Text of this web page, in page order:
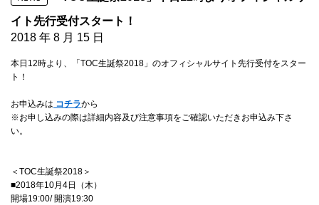
TOC'S Place
イト先行受付スタート！
2018 年 8 月 15 日
本日12時より、「TOC生誕祭2018」のオフィシャルサイト先行受付をスター
ト！
お申込みは コチラから
※お申し込みの際は詳細内容及び注意事項をご確認いただきお申込み下さ
い。
＜TOC生誕祭2018＞
■2018年10月4日（木）
開場19:00/ 開演19:30